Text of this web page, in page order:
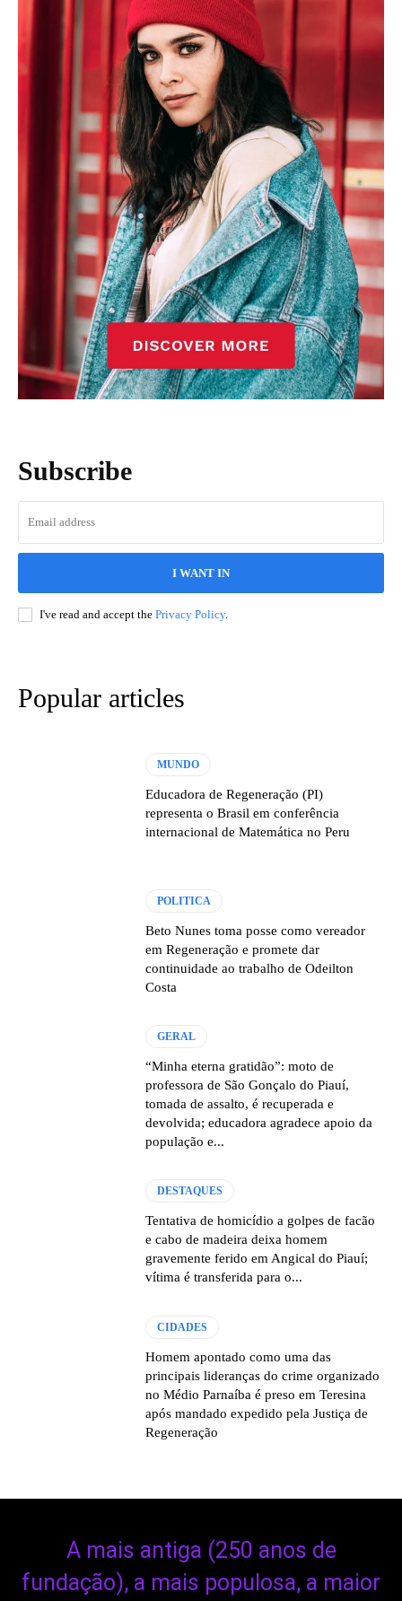
Subscribe
I WANT IN
I've read and accept the Privacy Policy.
Popular articles
MUNDO
Educadora de Regeneração (PI)
representa o Brasil em conferência
internacional de Matemática no Peru
POLITICA
Beto Nunes toma posse como vereador
em Regeneração e promete dar
continuidade ao trabalho de Odeilton
Costa
GERAL
“Minha eterna gratidão”: moto de
professora de São Gonçalo do Piauí,
tomada de assalto, é recuperada e
devolvida; educadora agradece apoio da
população e...
DESTAQUES
Tentativa de homicídio a golpes de facão
e cabo de madeira deixa homem
gravemente ferido em Angical do Piauí;
vítima é transferida para o...
CIDADES
Homem apontado como uma das
principais lideranças do crime organizado
no Médio Parnaíba é preso em Teresina
após mandado expedido pela Justiça de
Regeneração
A mais antiga (250 anos de
fundação), a mais populosa, a maior